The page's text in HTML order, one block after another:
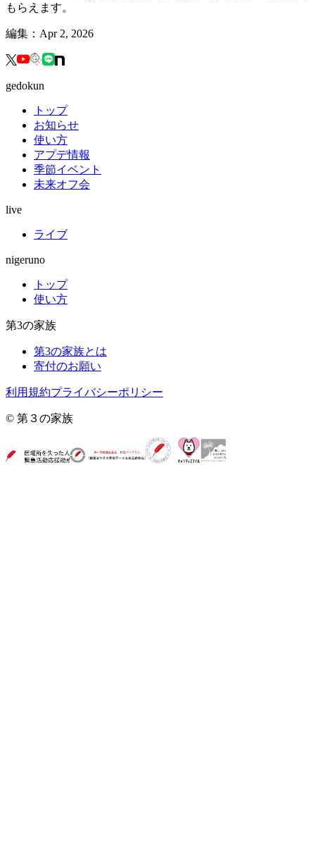
もらえます。
編集： Apr 2, 2026
gedokun
トップ
お知らせ
使い方
アプデ情報
季節イベント
未来オフ会
live
ライブ
nigeruno
トップ
使い方
第3の家族
第3の家族とは
寄付のお願い
利用規約プライバシーポリシー
© 第３の家族